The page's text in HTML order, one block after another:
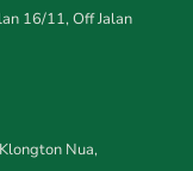
16/11, Off Jalan
Nua,